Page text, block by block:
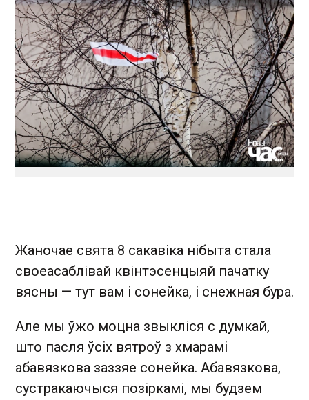
Жаночае свята 8 сакавіка нібыта стала
своеасаблівай квінтэсенцыяй пачатку
вясны — тут вам і сонейка, і снежная бура.
Але мы ўжо моцна звыкліся с думкай,
што пасля ўсіх вятроў з хмарамі
абавязкова заззяе сонейка. Абавязкова,
сустракаючыся позіркамі, мы будзем